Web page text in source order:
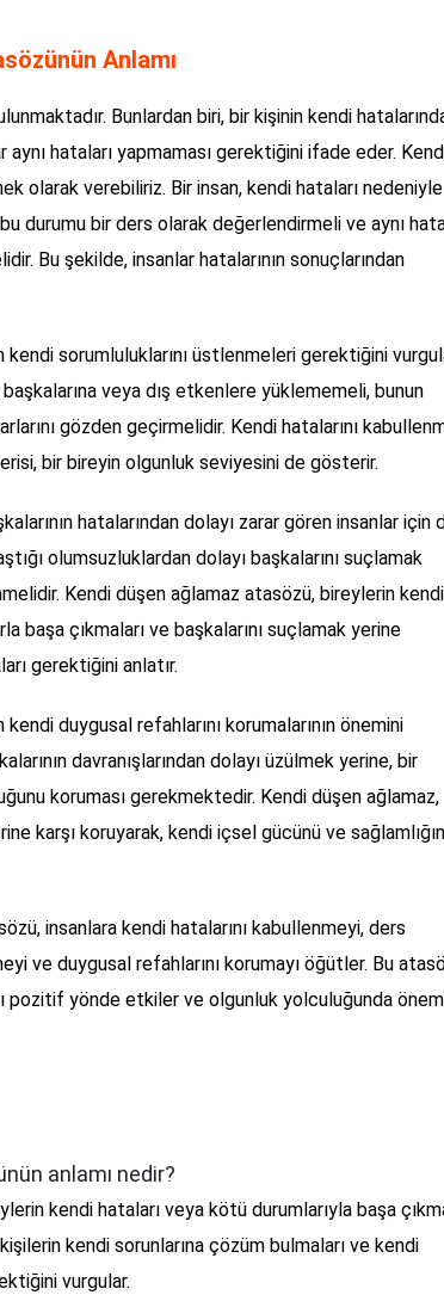
Anlamı
Bunlardan biri, bir kişinin kendi
hataları yapmaması gerektiğini ifade eder.
olarak verebiliriz. Bir insan, kendi hataları nedeniyle
durumu bir ders olarak değerlendirmeli ve aynı
Bu şekilde, insanlar hatalarının sonuçlarından
kendi sorumluluklarını üstlenmeleri gerektiğini
başkalarına veya dış etkenlere yüklememeli, bunun
gözden geçirmelidir. Kendi hatalarını
bir bireyin olgunluk seviyesini de gösterir.
hatalarından dolayı zarar gören insanlar için
olumsuzluklardan dolayı başkalarını suçlamak
Kendi düşen ağlamaz atasözü, bireylerin kendi
başa çıkmaları ve başkalarını suçlamak yerine
gerektiğini anlatır.
kendi duygusal refahlarını korumalarının önemini
davranışlarından dolayı üzülmek yerine, bir
koruması gerekmektedir. Kendi düşen ağlamaz,
karşı koruyarak, kendi içsel gücünü ve
insanlara kendi hatalarını kabullenmeyi, ders
ve duygusal refahlarını korumayı öğütler. Bu
pozitif yönde etkiler ve olgunluk yolculuğunda
anlamı nedir?
kendi hataları veya kötü durumlarıyla başa
kendi sorunlarına çözüm bulmaları ve kendi
vurgular.